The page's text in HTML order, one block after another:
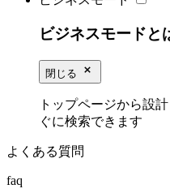
ビジネスモードと
閉じる close_small
トップページから設
ぐに検索できます
よくある質問
faq